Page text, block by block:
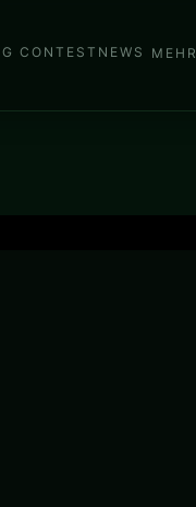
CONTEST NEWS MEHR